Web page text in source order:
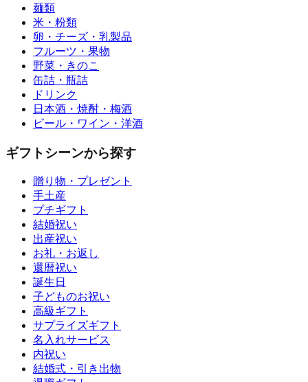
麺類
米・粉類
卵・チーズ・乳製品
フルーツ・果物
野菜・きのこ
缶詰・瓶詰
ドリンク
日本酒・焼酎・梅酒
ビール・ワイン・洋酒
ギフトシーンから探す
贈り物・プレゼント
手土産
プチギフト
結婚祝い
出産祝い
お礼・お返し
還暦祝い
誕生日
子どものお祝い
高級ギフト
サプライズギフト
名入れサービス
内祝い
結婚式・引き出物